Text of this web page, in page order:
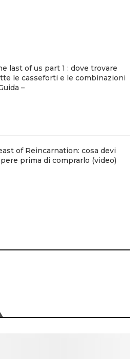
last of us part 1 : dove trovare
le casseforti e le combinazioni
–
of Reincarnation: cosa devi
prima di comprarlo (video)